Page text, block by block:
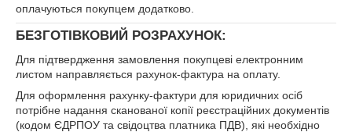
оплачуються покупцем додатково.
БЕЗГОТІВКОВИЙ РОЗРАХУНОК:
Для підтвердження замовлення покупцеві електронним
листом направляється рахунок-фактура на оплату.
Для оформлення рахунку-фактури для юридичних осіб
потрібне надання сканованої копії реєстраційних документів
(кодом ЄДРПОУ та свідоцтва платника ПДВ), які необхідно